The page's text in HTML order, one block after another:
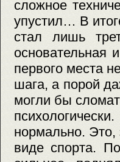
сложное
упустил… В
стал лишь
первого места
шага, а порой
могли бы
нормально. Это,
виде спорта.